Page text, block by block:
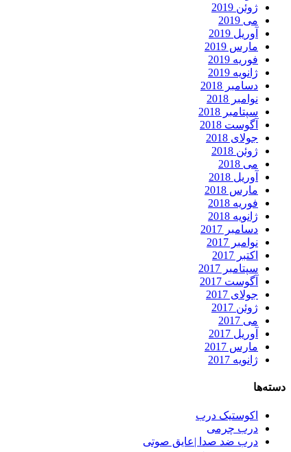
ژوئن 2019
می 2019
آوریل 2019
مارس 2019
فوریه 2019
ژانویه 2019
دسامبر 2018
نوامبر 2018
سپتامبر 2018
آگوست 2018
جولای 2018
ژوئن 2018
می 2018
آوریل 2018
مارس 2018
فوریه 2018
ژانویه 2018
دسامبر 2017
نوامبر 2017
اکتبر 2017
سپتامبر 2017
آگوست 2017
جولای 2017
ژوئن 2017
می 2017
آوریل 2017
مارس 2017
ژانویه 2017
دسته‌ها
اکوستیک درب
درب چرمی
درب ضد صدا |عایق صوتی